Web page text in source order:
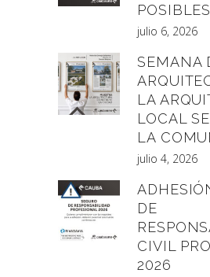
POSIBLES
julio 6, 2026
SEMANA
LA
LOCAL
LA
julio 4, 2026
DE
CIVIL
2026